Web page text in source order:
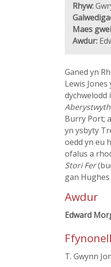
Rhyw:
Maes
Awdur:
Ganed yn
Lewis
Burry Port;
yn ysbyty
oedd yn eu
ofalus a
Stori Fer
gan Hughes
Awdur
Edward
T. Gwynn